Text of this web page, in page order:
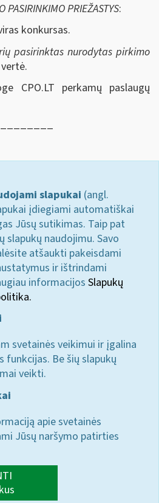
PASIRINKIMO PRIEŽASTYS:
konkursas.
pasirinktas nurodytas pirkimo
CPO.LT perkamų paslaugų
slapukai (angl.
įdiegiami automatiškai
Jūsų sutikimas. Taip pat
naudojimu. Savo
atšaukti pakeisdami
ir ištrindami
informacijos Slapukų
svetainės veikimui ir įgalina
funkcijas. Be šių slapukų
veikti.
apie svetainės
Jūsų naršymo patirties